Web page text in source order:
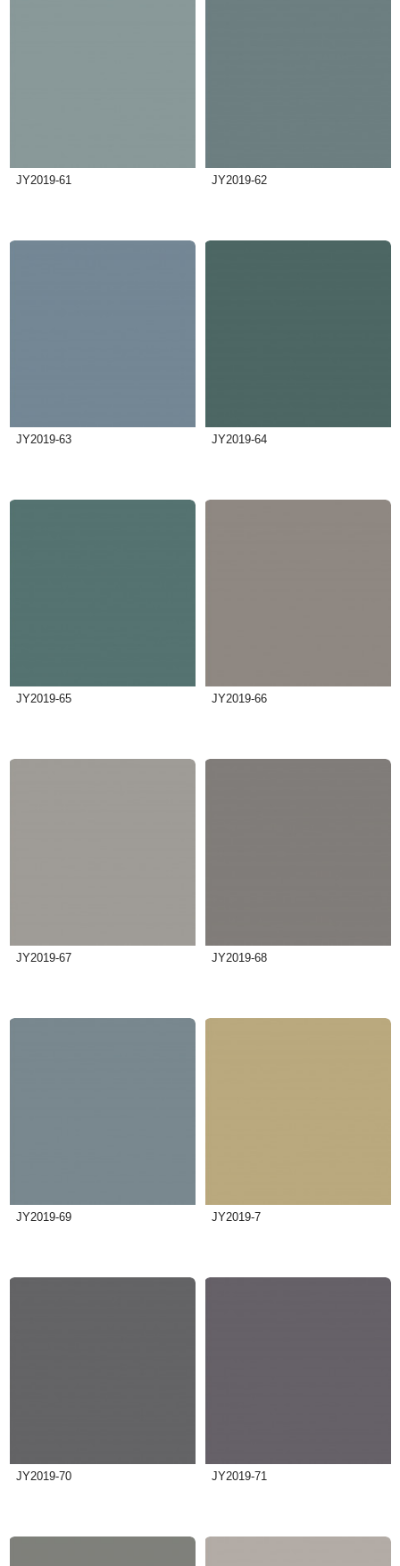
JY2019-61 JY2019-62
JY2019-63 JY2019-64
JY2019-65 JY2019-66
JY2019-67 JY2019-68
JY2019-69 JY2019-7
JY2019-70 JY2019-71